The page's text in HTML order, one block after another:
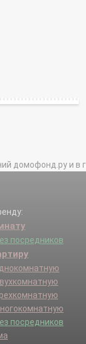
домофонд.ру и в
посредников
посредников